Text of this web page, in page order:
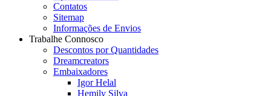
Contatos
Sitemap
Informações de Envios
Trabalhe Connosco
Descontos por Quantidades
Dreamcreators
Embaixadores
Igor Helal
Hemily Silva